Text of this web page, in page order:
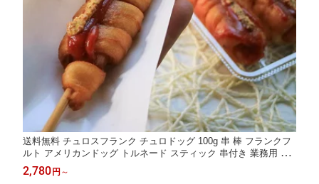
送料無料 チュロスフランク チュロドッグ 100g 串 棒 フランクフ
ルト アメリカンドッグ トルネード スティック 串付き 業務用 冷
凍 文化祭 学園祭 学祭 高校 大学 保育園 小学校 夏祭り 秋祭り 模
擬店 バザー 屋台 食材メニュー 露店 出店 問屋 卸 食品 食べ物
2,780 円 ～